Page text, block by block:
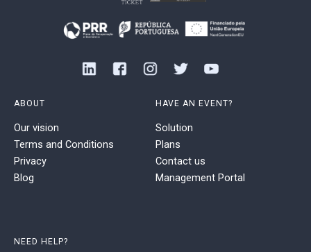
ABOUT
Our vision
Terms and Conditions
Privacy
Blog
HAVE AN EVENT?
Solution
Plans
Contact us
Management Portal
NEED HELP?